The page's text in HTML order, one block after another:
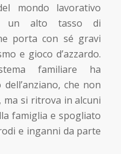
mondo lavorativo
un alto tasso di
porta con sé gravi
e gioco d’azzardo.
familiare ha
che non
ma si ritrova in alcuni
famiglia e spogliato
e inganni da parte